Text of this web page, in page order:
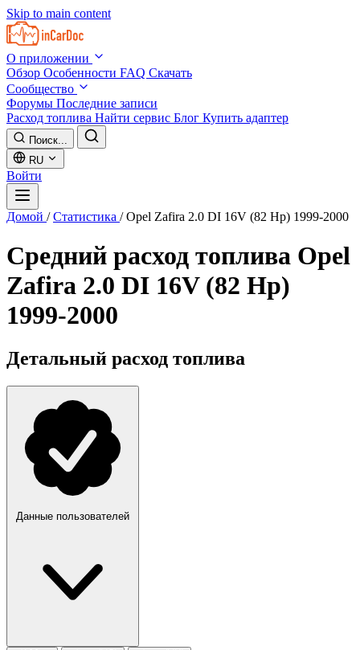
Skip to main content
О приложении
Обзор Особенности FAQ Скачать
Сообщество
Форумы Последние записи
Расход топлива Найти сервис Блог Купить адаптер
Поиск...
RU
Войти
Домой / Статистика / Opel Zafira 2.0 DI 16V (82 Hp) 1999-2000
Средний расход топлива Opel
Zafira 2.0 DI 16V (82 Hp)
1999-2000
Детальный расход топлива
Данные пользователей